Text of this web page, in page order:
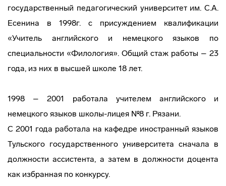
государственный педагогический университет им. С.А.
Есенина в 1998г. с присуждением квалификации
«Учитель английского и немецкого языков по
специальности «Филология». Общий стаж работы – 23
года, из них в высшей школе 18 лет.
1998 – 2001 работала учителем английского и
немецкого языков школы-лицея №8 г. Рязани.
С 2001 года работала на кафедре иностранный языков
Тульского государственного университета сначала в
должности ассистента, а затем в должности доцента
как избранная по конкурсу.